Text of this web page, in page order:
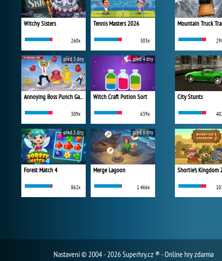
Witchy Sisters
260x
Tennis Masters 2026
303x
Annoying Boss Punch Game
309x
před 3 dny
Witch Craft Potion Sort
639x
před 4 dny
Forest Match 4
862x
před 5 dny
Merge Lagoon
1 466x
před 6 dny
Mountain Truck
City Stunts
Shortie's Kingdom
Nastavení© 2004 - 2026 Superhry.cz ® - Online hry zdarma